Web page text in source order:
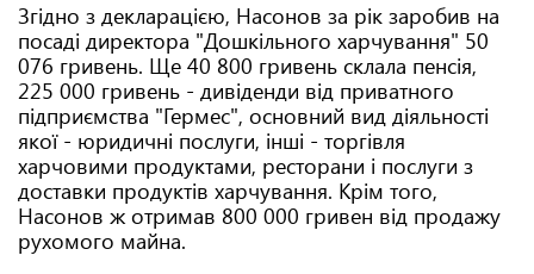
Згідно з декларацією, Насонов за рік заробив на
посаді директора "Дошкільного харчування" 50
076 гривень. Ще 40 800 гривень склала пенсія,
225 000 гривень - дивіденди від приватного
підприємства "Гермес", основний вид діяльності
якої - юридичні послуги, інші - торгівля
харчовими продуктами, ресторани і послуги з
доставки продуктів харчування. Крім того,
Насонов ж отримав 800 000 гривен від продажу
рухомого майна.